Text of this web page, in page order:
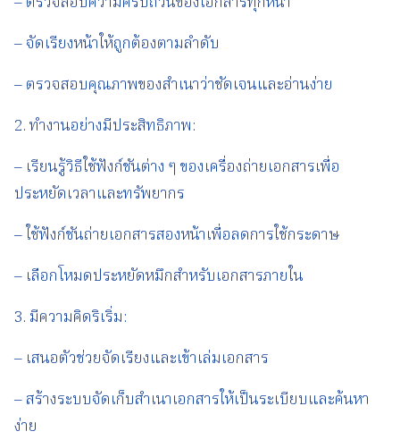
– จัดเรียงหน้าให้ถูกต้องตามลำดับ
– ตรวจสอบคุณภาพของสำเนาว่าชัดเจนและอ่านง่าย
2. ทำงานอย่างมีประสิทธิภาพ:
– เรียนรู้วิธีใช้ฟังก์ชันต่าง ๆ ของเครื่องถ่ายเอกสารเพื่อ
ประหยัดเวลาและทรัพยากร
– ใช้ฟังก์ชันถ่ายเอกสารสองหน้าเพื่อลดการใช้กระดาษ
– เลือกโหมดประหยัดหมึกสำหรับเอกสารภายใน
3. มีความคิดริเริ่ม:
– เสนอตัวช่วยจัดเรียงและเข้าเล่มเอกสาร
– สร้างระบบจัดเก็บสำเนาเอกสารให้เป็นระเบียบและค้นหา
ง่าย